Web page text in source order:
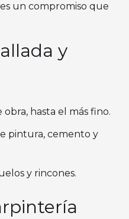
un compromiso que
y
hasta el más fino.
pintura, cemento y
y rincones.